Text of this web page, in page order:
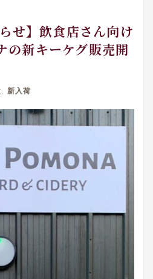
らせ】飲食店さん向け
の新キーケグ販売開
, 新入荷